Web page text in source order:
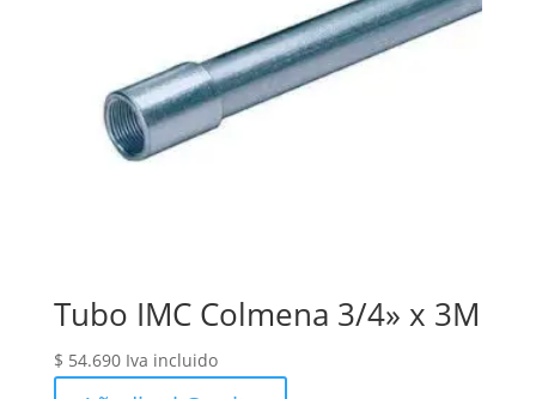
Tubo IMC Colmena 3/4» x 3M
$ 54.690 Iva incluido